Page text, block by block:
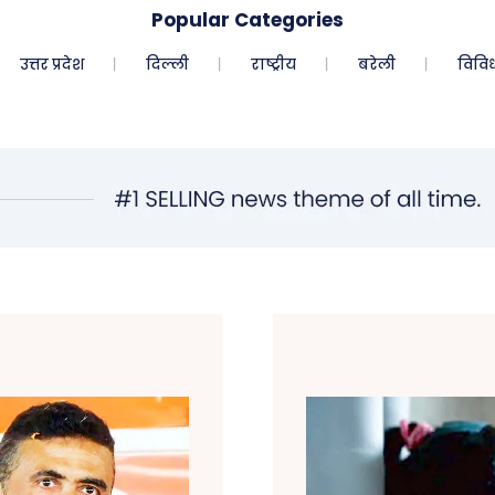
Popular Categories
उत्तर प्रदेश दिल्ली राष्ट्रीय बरेली